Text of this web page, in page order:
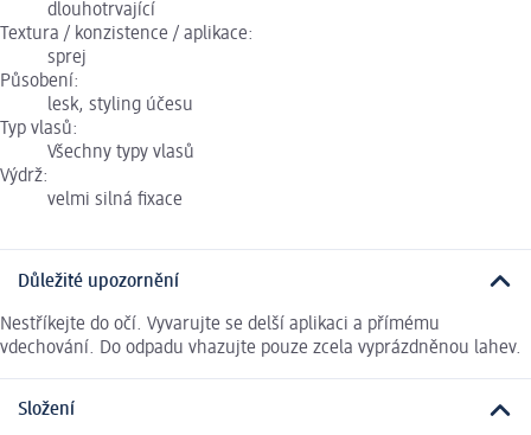
dlouhotrvající
Textura / konzistence / aplikace:
sprej
Působení:
lesk, styling účesu
Typ vlasů:
Všechny typy vlasů
Výdrž:
velmi silná fixace
Důležité upozornění
Nestříkejte do očí. Vyvarujte se delší aplikaci a přímému
vdechování. Do odpadu vhazujte pouze zcela vyprázdněnou lahev.
Složení